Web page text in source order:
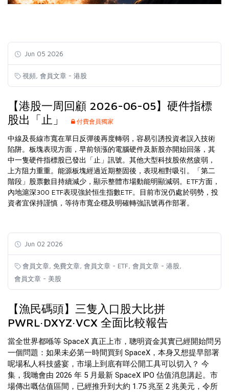
Jun 05 2026
視頻 會員文章 - 港股
【港股一周回顧 2026-06-05】硬件指標
股出「止」
付費會員獨家
中線及長線市寬在單日反彈後再度轉弱，容易引誘投資者誤入技術
陷阱。板塊表現方面，早前領漲的電腦硬件及新股亦開始回落，其
中一隻硬件指標股已發出「止」訊號。其他大型科技股依然疲弱，
上方阻力重重。能源板塊經過近期整固後，表現相對吸引。「第二
階段」股票數目持續減少，顯示整體市場動能明顯減弱。ETF方面，
內地滬深300 ETF表現強於恒生指數ETF。目前市況仍處於弱勢，投
資者宜保持謹慎，等待市寬企穩及明確轉強訊號再作部署。
Jun 02 2026
會員文章 免費文章 會員文章 - ETF 會員文章 - 港股
會員文章 - 美股
【漁民碼頭】三隻入口股大比拼
PWRL·DXYZ·VCX 全面比較報告
當全世界都喺等 SpaceX 真正上市，聰明資金其實已經開始問另
一個問題：如果未必第一時間買到 SpaceX，本身又想提早部署
呢場私人科技盛宴，市場上到底有咩公開工具可以切入？ 今
集，我哋會由 2026 年 5 月最新 SpaceX IPO 估值消息講起。市
場傳出嘅估值區間，已經推升到大約 1.75 兆至 2 兆美元，令所